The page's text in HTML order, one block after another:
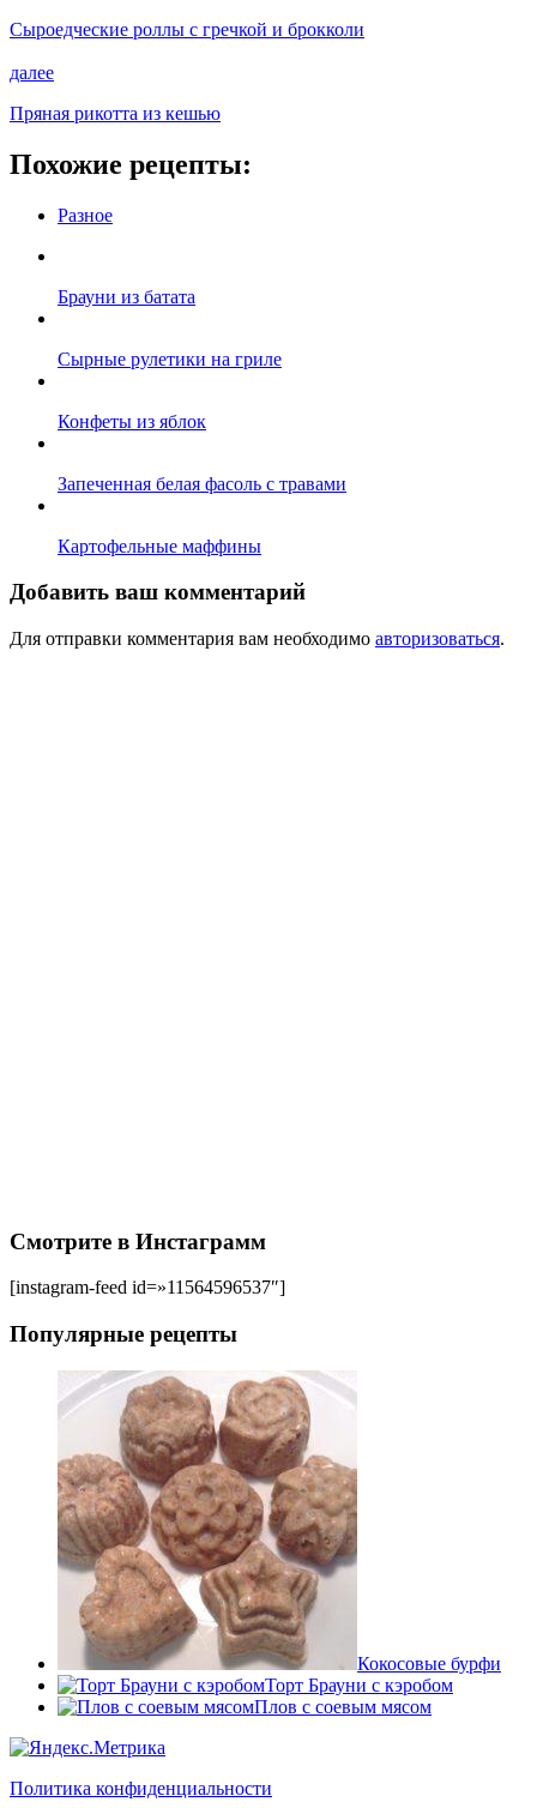
Сыроедческие роллы с гречкой и брокколи
далее
Пряная рикотта из кешью
Похожие рецепты:
Разное
Брауни из батата
Сырные рулетики на гриле
Конфеты из яблок
Запеченная белая фасоль с травами
Картофельные маффины
Добавить ваш комментарий
Для отправки комментария вам необходимо авторизоваться.
Смотрите в Инстаграмм
[instagram-feed id=»11564596537″]
Популярные рецепты
Кокосовые бурфи
Торт Брауни с кэробом
Плов с соевым мясом
Политика конфиденциальности